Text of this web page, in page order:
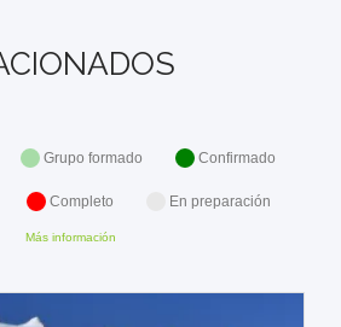
Grupo formado Confirmado
Completo En preparación
Más información